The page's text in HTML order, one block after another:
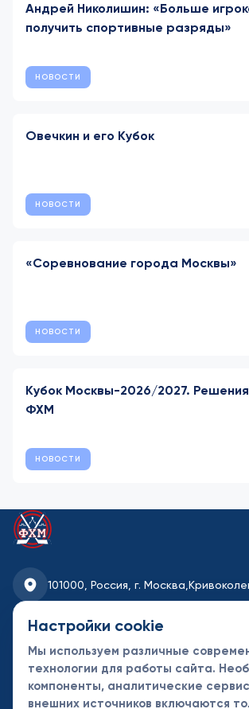
Андрей Николишин: «Больше
получить спортивные разряды»
НОВОСТИ
Овечкин и его Кубок
НОВОСТИ
«Соревнование города Москвы»
НОВОСТИ
Кубок Москвы-2026/2027.
ФХМ
НОВОСТИ
101000, Россия, г. Москва,
fhmoscow@mail.ru
8-495-621-35-95
Новости Турниры
Настройки cookie
Мы используем различные
технологии для работы сайта.
компоненты, аналитические
внешних источников включаются